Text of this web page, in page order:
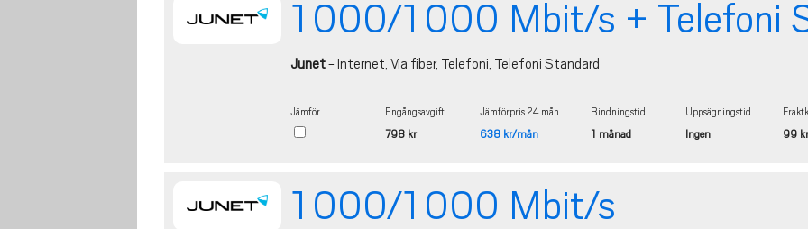
1 000/1 000 Mbit/s + Telefoni
Junet- Internet, Via fiber, Telefoni, Telefoni Standard
Jämför Engångsavgift
798 kr
Jämförpris 24 mån
638 kr/mån
Bindningstid
1 månad
Uppsägningstid
Ingen 99 kr
1 000/1 000 Mbit/s